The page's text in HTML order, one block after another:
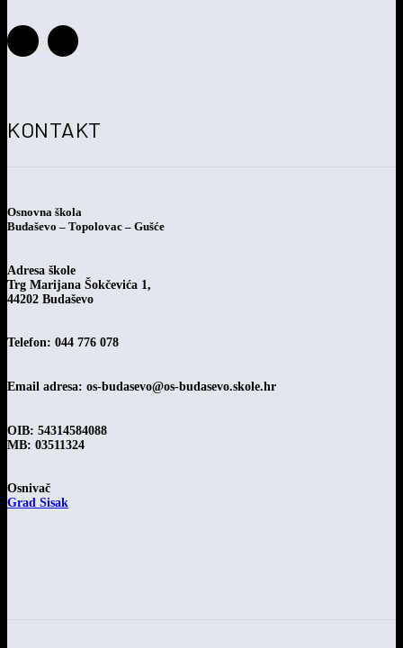
KONTAKT
Osnovna škola
Budaševo – Topolovac – Gušće
Adresa škole
Trg Marijana Šokčevića 1,
44202 Budaševo
Telefon: 044 776 078
Email adresa: os-budasevo@os-budasevo.skole.hr
OIB: 54314584088
MB: 03511324
Osnivač
Grad Sisak